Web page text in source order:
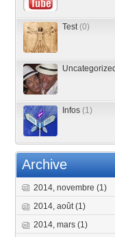
Test (0)
Uncategorized
Infos (1)
Archive
2014, novembre(1)
2014, août(1)
2014, mars(1)